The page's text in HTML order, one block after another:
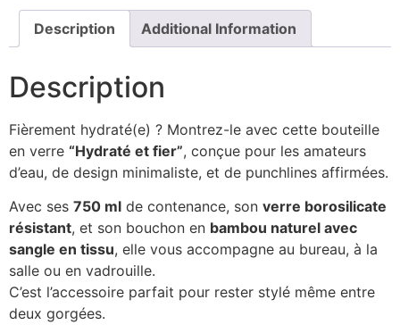
Description Additional Information
Description
Fièrement hydraté(e) ? Montrez-le avec cette bouteille
en verre “Hydraté et fier”, conçue pour les amateurs
d’eau, de design minimaliste, et de punchlines affirmées.
Avec ses 750 ml de contenance, son verre borosilicate
résistant, et son bouchon en bambou naturel avec
sangle en tissu, elle vous accompagne au bureau, à la
salle ou en vadrouille.
C’est l’accessoire parfait pour rester stylé même entre
deux gorgées.